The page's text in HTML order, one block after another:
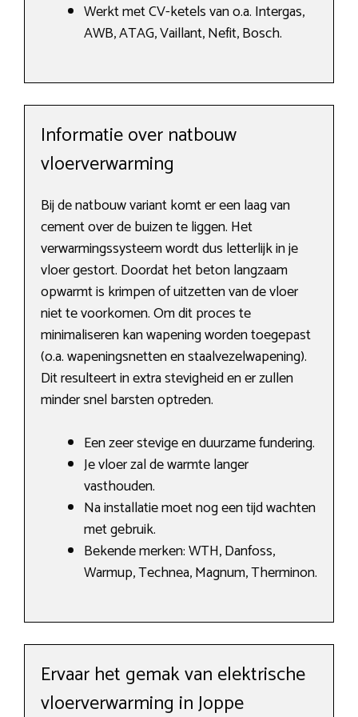
Werkt met CV-ketels van o.a. Intergas,
AWB, ATAG, Vaillant, Nefit, Bosch.
Informatie over natbouw
vloerverwarming
Bij de natbouw variant komt er een laag van
cement over de buizen te liggen. Het
verwarmingssysteem wordt dus letterlijk in je
vloer gestort. Doordat het beton langzaam
opwarmt is krimpen of uitzetten van de vloer
niet te voorkomen. Om dit proces te
minimaliseren kan wapening worden toegepast
(o.a. wapeningsnetten en staalvezelwapening).
Dit resulteert in extra stevigheid en er zullen
minder snel barsten optreden.
Een zeer stevige en duurzame fundering.
Je vloer zal de warmte langer
vasthouden.
Na installatie moet nog een tijd wachten
met gebruik.
Bekende merken: WTH, Danfoss,
Warmup, Technea, Magnum, Therminon.
Ervaar het gemak van elektrische
vloerverwarming in Joppe